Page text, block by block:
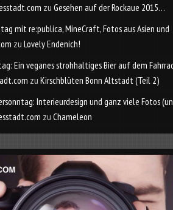
zu Gesehen auf der Rockaue 2015…
mit re:publica, MineCraft, Fotos aus Asien und
zu Lovely Endenich!
Ein veganes strohhaltiges Bier auf dem
zu Kirschblüten Bonn Altstadt (Teil 2)
Interieurdesign und ganz viele Fotos
zu Chameleon